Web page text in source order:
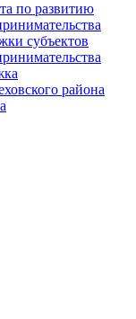
по развитию
субъектов
района